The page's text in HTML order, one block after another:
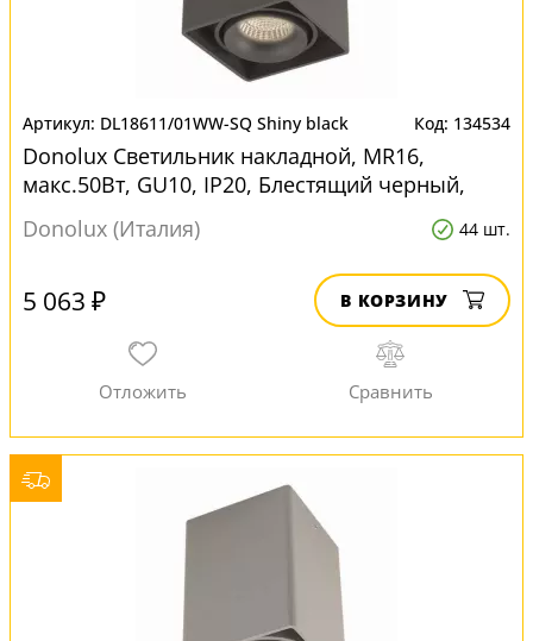
DL18611/01WW-SQ Shiny black 134534
Donolux Светильник накладной, MR16,
макс.50Вт, GU10, IP20, Блестящий черный,
D93х93х120 мм, без ламп для натяжных
потолков
Donolux (Италия) 44 шт.
5 063 ₽ В КОРЗИНУ